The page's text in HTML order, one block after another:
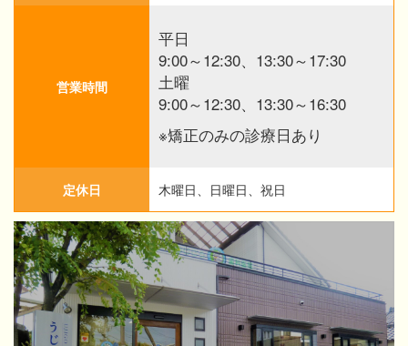
営業時間
平日
9:00～12:30、13:30～17:30
土曜
9:00～12:30、13:30～16:30
※矯正のみの診療日あり
定休日 木曜日、日曜日、祝日